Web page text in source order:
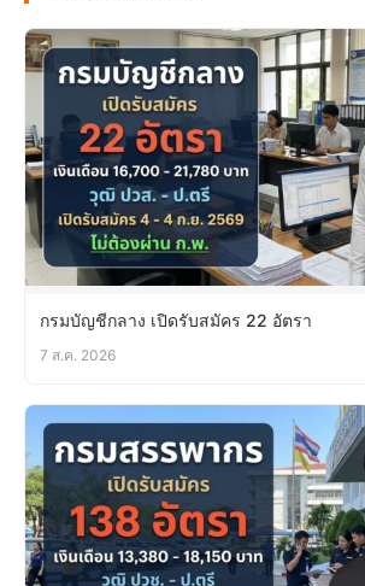
กรมบัญชีกลาง เปิดรับสมัคร 22 อัตรา
7 ส.ค. 2026